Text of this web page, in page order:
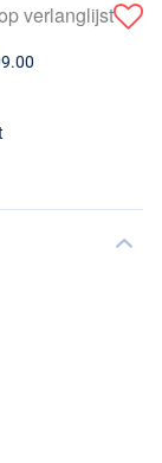
verlanglijst